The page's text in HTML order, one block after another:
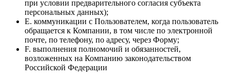
при условии предварительного согласия субъекта
персональных данных);
E. коммуникации с Пользователем, когда пользователь
обращается к Компании, в том числе по электронной
почте, по телефону, по адресу, через Форму;
F. выполнения полномочий и обязанностей,
возложенных на Компанию законодательством
Российской Федерации